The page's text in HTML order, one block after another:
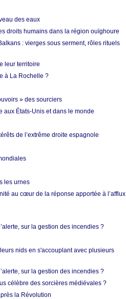
des eaux
droits humains dans la région ouïghoure
: vierges sous serment, rôles rituels
leur territoire
à La Rochelle ?
» des sourciers
aux États-Unis et dans le monde
de l’extrême droite espagnole
les urnes
au cœur de la réponse apportée à l’afflux
sur la gestion des incendies ?
nids en s'accouplant avec plusieurs
sur la gestion des incendies ?
célèbre des sorcières médiévales ?
la Révolution